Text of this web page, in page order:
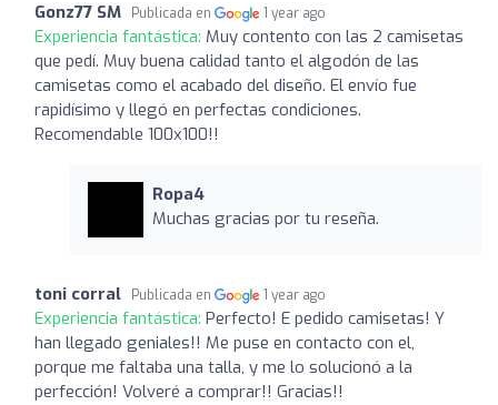
Gonz77 SM Publicada en 1 year ago
Experiencia fantástica: Muy contento con las 2 camisetas
que pedí. Muy buena calidad tanto el algodón de las
camisetas como el acabado del diseño. El envío fue
rapidísimo y llegó en perfectas condiciones.
Recomendable 100x100!!
Ropa4
Muchas gracias por tu reseña.
toni corral Publicada en 1 year ago
Experiencia fantástica: Perfecto! E pedido camisetas! Y
han llegado geniales!! Me puse en contacto con el,
porque me faltaba una talla, y me lo solucionó a la
perfección! Volveré a comprar!! Gracias!!